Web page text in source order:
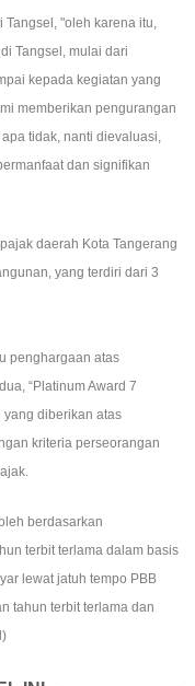
"oleh karena itu,
Tangsel, mulai dari
kepada kegiatan yang
memberikan pengurangan
tidak, nanti dievaluasi,
dan signifikan
daerah Kota Tangerang
yang terdiri dari 3
penghargaan atas
“Platinum Award 7
yang diberikan atas
kriteria perseorangan
berdasarkan
terbit terlama dalam basis
lewat jatuh tempo PBB
tahun terbit terlama dan